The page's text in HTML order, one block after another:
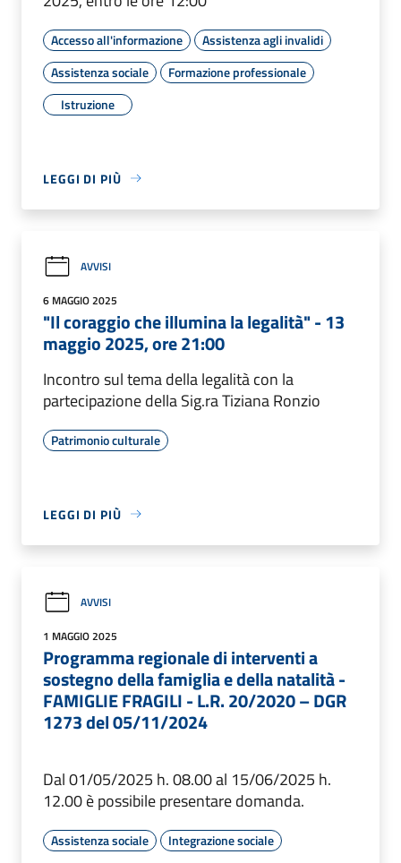
Accesso all'informazione
Assistenza agli invalidi
Assistenza sociale
Formazione professionale
Istruzione
LEGGI DI PIÙ
AVVISI
6 MAGGIO 2025
"Il coraggio che illumina la legalità" - 13
maggio 2025, ore 21:00
Incontro sul tema della legalità con la
partecipazione della Sig.ra Tiziana Ronzio
Patrimonio culturale
LEGGI DI PIÙ
AVVISI
1 MAGGIO 2025
Programma regionale di interventi a
sostegno della famiglia e della natalità -
FAMIGLIE FRAGILI - L.R. 20/2020 – DGR
1273 del 05/11/2024
Dal 01/05/2025 h. 08.00 al 15/06/2025 h.
12.00 è possibile presentare domanda.
Assistenza sociale Integrazione sociale